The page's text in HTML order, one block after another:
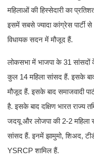
महिलाओं की हिस्सेदारी का
इसमें सबसे ज्यादा कांग्रेस
विधायक सदन में मौजूद हैं.
लोकसभा में भाजपा के 31 सांसदों
कुल 14 महिला सांसद हैं. इसके
मौजूद हैं. इसके बाद समाजवादी
है. इसके बाद दक्षिण भारत राज्य
जदयू और लोजपा की 2-2 महिला
सांसद हैं. इनमें झामुमो, शिअद,
YSRCP शामिल हैं.